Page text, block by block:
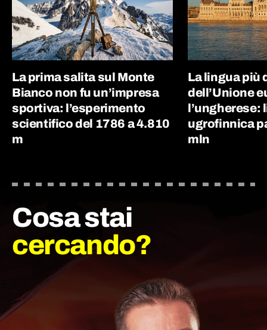
La prima salita sul Monte
Bianco non fu un’impresa
sportiva: l’esperimento
scientifico del 1786 a 4.810
m
La lingua più
dell’Unione
l’ungherese:
ugrofinnica
mln
Cosa stai
cercando?